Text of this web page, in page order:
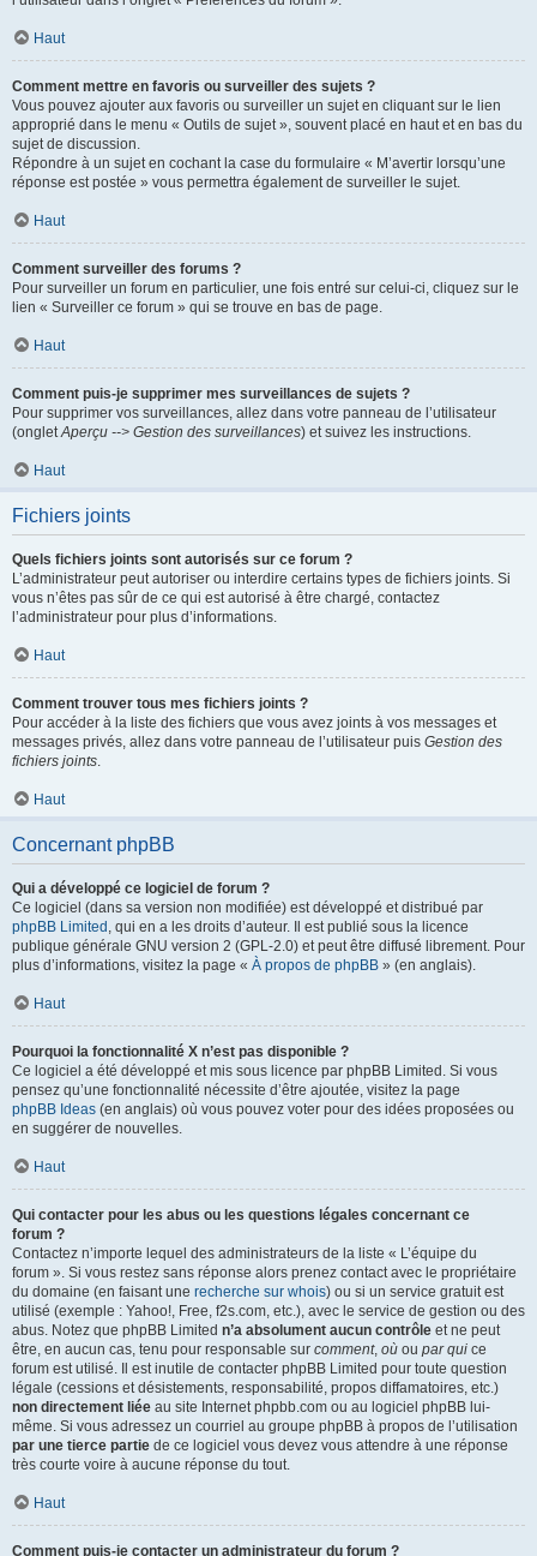
Haut
Comment mettre en favoris ou surveiller des sujets ?
Vous pouvez ajouter aux favoris ou surveiller un sujet en cliquant sur le lien
approprié dans le menu « Outils de sujet », souvent placé en haut et en bas du
sujet de discussion.
Répondre à un sujet en cochant la case du formulaire « M’avertir lorsqu’une
réponse est postée » vous permettra également de surveiller le sujet.
Haut
Comment surveiller des forums ?
Pour surveiller un forum en particulier, une fois entré sur celui-ci, cliquez sur le
lien « Surveiller ce forum » qui se trouve en bas de page.
Haut
Comment puis-je supprimer mes surveillances de sujets ?
Pour supprimer vos surveillances, allez dans votre panneau de l’utilisateur
(ongletAperçu --> Gestion des surveillances) et suivez les instructions.
Haut
Fichiers joints
Quels fichiers joints sont autorisés sur ce forum ?
L’administrateur peut autoriser ou interdire certains types de fichiers joints. Si
vous n’êtes pas sûr de ce qui est autorisé à être chargé, contactez
l’administrateur pour plus d’informations.
Haut
Comment trouver tous mes fichiers joints ?
Pour accéder à la liste des fichiers que vous avez joints à vos messages et
messages privés, allez dans votre panneau de l’utilisateur puis Gestion des
fichiers joints.
Haut
Concernant phpBB
Qui a développé ce logiciel de forum ?
Ce logiciel (dans sa version non modifiée) est développé et distribué par
phpBB Limited , qui en a les droits d’auteur. Il est publié sous la licence
publique générale GNU version 2 (GPL-2.0) et peut être diffusé librement. Pour
plus d’informations, visitez la page « À propos de phpBB » (en anglais).
Haut
Pourquoi la fonctionnalité X n’est pas disponible ?
Ce logiciel a été développé et mis sous licence par phpBB Limited. Si vous
pensez qu’une fonctionnalité nécessite d’être ajoutée, visitez la page
phpBB Ideas (en anglais) où vous pouvez voter pour des idées proposées ou
en suggérer de nouvelles.
Haut
Qui contacter pour les abus ou les questions légales concernant ce
forum ?
Contactez n’importe lequel des administrateurs de la liste « L’équipe du
forum ». Si vous restez sans réponse alors prenez contact avec le propriétaire
du domaine (en faisant une recherche sur whois) ou si un service gratuit est
utilisé (exemple : Yahoo!, Free, f2s.com, etc.), avec le service de gestion ou des
abus. Notez que phpBB Limited n’a absolument aucun contrôle et ne peut
être, en aucun cas, tenu pour responsable sur comment, où ou par qui ce
forum est utilisé. Il est inutile de contacter phpBB Limited pour toute question
légale (cessions et désistements, responsabilité, propos diffamatoires, etc.)
non directement liée au site Internet phpbb.com ou au logiciel phpBB lui-
même. Si vous adressez un courriel au groupe phpBB à propos de l’utilisation
par une tierce partie de ce logiciel vous devez vous attendre à une réponse
très courte voire à aucune réponse du tout.
Haut
Comment puis-je contacter un administrateur du forum ?